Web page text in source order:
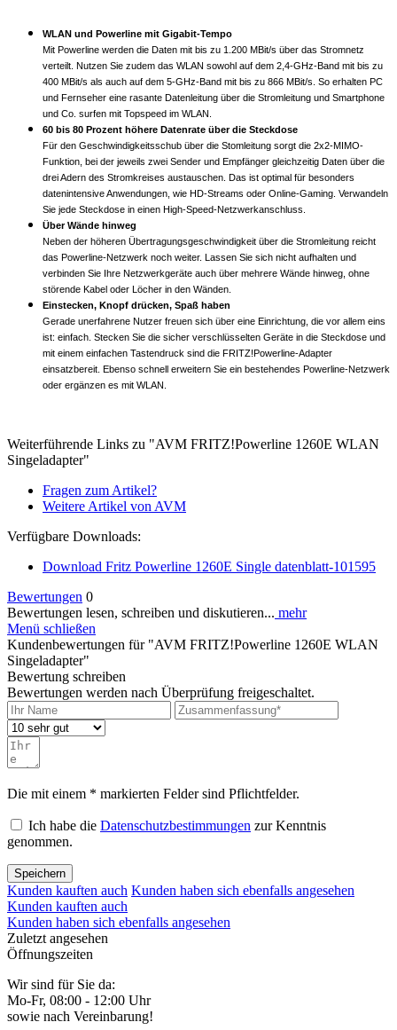
WLAN und Powerline mit Gigabit-Tempo
Mit Powerline werden die Daten mit bis zu 1.200 MBit/s über das Stromnetz
verteilt. Nutzen Sie zudem das WLAN sowohl auf dem 2,4-GHz-Band mit bis zu
400 MBit/s als auch auf dem 5-GHz-Band mit bis zu 866 MBit/s. So erhalten PC
und Fernseher eine rasante Datenleitung über die Stromleitung und Smartphone
und Co. surfen mit Topspeed im WLAN.
60 bis 80 Prozent höhere Datenrate über die Steckdose
Für den Geschwindigkeitsschub über die Stomleitung sorgt die 2x2-MIMO-
Funktion, bei der jeweils zwei Sender und Empfänger gleichzeitig Daten über die
drei Adern des Stromkreises austauschen. Das ist optimal für besonders
datenintensive Anwendungen, wie HD-Streams oder Online-Gaming. Verwandeln
Sie jede Steckdose in einen High-Speed-Netzwerkanschluss.
Über Wände hinweg
Neben der höheren Übertragungsgeschwindigkeit über die Stromleitung reicht
das Powerline-Netzwerk noch weiter. Lassen Sie sich nicht aufhalten und
verbinden Sie Ihre Netzwerkgeräte auch über mehrere Wände hinweg, ohne
störende Kabel oder Löcher in den Wänden.
Einstecken, Knopf drücken, Spaß haben
Gerade unerfahrene Nutzer freuen sich über eine Einrichtung, die vor allem eins
ist: einfach. Stecken Sie die sicher verschlüsselten Geräte in die Steckdose und
mit einem einfachen Tastendruck sind die FRITZ!Powerline-Adapter
einsatzbereit. Ebenso schnell erweitern Sie ein bestehendes Powerline-Netzwerk
oder ergänzen es mit WLAN.
Weiterführende Links zu "AVM FRITZ!Powerline 1260E WLAN
Singeladapter"
Fragen zum Artikel?
Weitere Artikel von AVM
Verfügbare Downloads:
Download Fritz Powerline 1260E Single datenblatt-101595
Bewertungen 0
Bewertungen lesen, schreiben und diskutieren... mehr
Menü schließen
Kundenbewertungen für "AVM FRITZ!Powerline 1260E WLAN
Singeladapter"
Bewertung schreiben
Bewertungen werden nach Überprüfung freigeschaltet.
Die mit einem * markierten Felder sind Pflichtfelder.
Ich habe die Datenschutzbestimmungen zur Kenntnis
genommen.
Speichern
Kunden kauften auch Kunden haben sich ebenfalls angesehen
Kunden kauften auch
Kunden haben sich ebenfalls angesehen
Zuletzt angesehen
Öffnungszeiten
Wir sind für Sie da:
Mo-Fr, 08:00 - 12:00 Uhr
sowie nach Vereinbarung!